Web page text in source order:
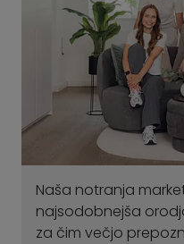
Naša notranja
najsodobnejša
za čim večjo